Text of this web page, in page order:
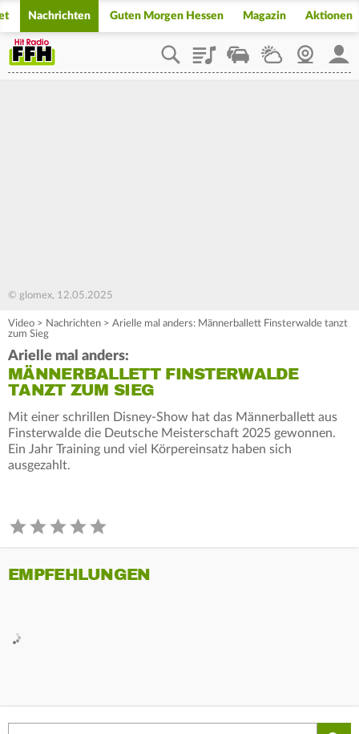
Nachrichten Guten Morgen Hessen Magazin Aktionen
PlaylistStaupilotWetterWebcam
© glomex, 12.05.2025
Video > Nachrichten > Arielle mal anders: Männerballett Finsterwalde tanzt
zum Sieg
Arielle mal anders:
MÄNNERBALLETT FINSTERWALDE
TANZT ZUM SIEG
Mit einer schrillen Disney-Show hat das Männerballett aus
Finsterwalde die Deutsche Meisterschaft 2025 gewonnen.
Ein Jahr Training und viel Körpereinsatz haben sich
ausgezahlt.
EMPFEHLUNGEN